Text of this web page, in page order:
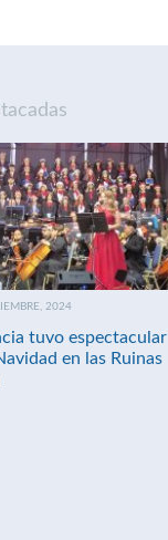
2024
tuvo espectacular
en las Ruinas